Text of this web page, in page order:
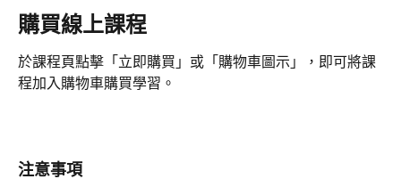
購買線上課程
於課程頁點擊「立即購買」或「購物車圖示」，即可將課
程加入購物車購買學習。
注意事項